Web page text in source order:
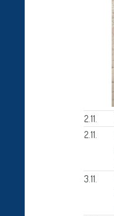
2.11.
2.11.
3.11.